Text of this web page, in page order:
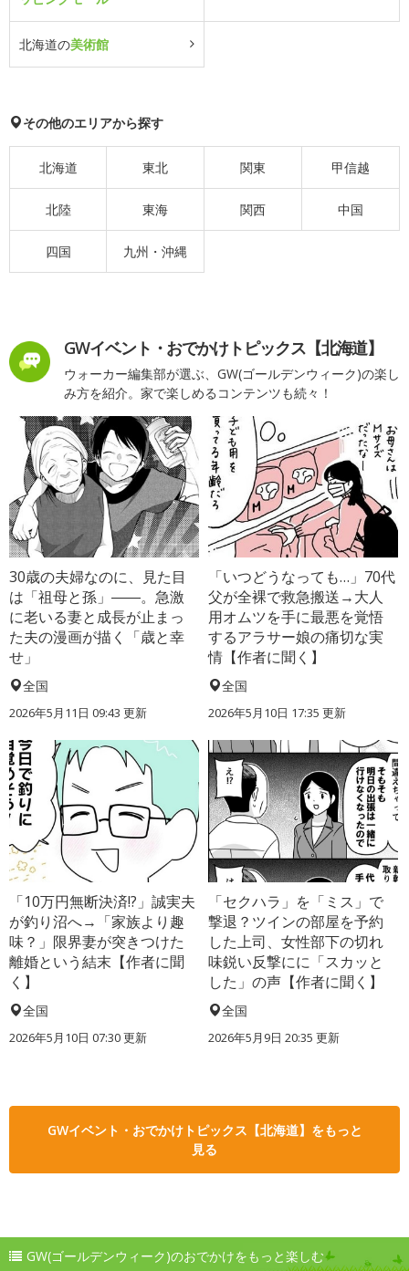
北海道の美術館
その他のエリアから探す
北海道 東北 関東 甲信越
北陸 東海 関西 中国
四国 九州・沖縄
GWイベント・おでかけトピックス【北海道】
ウォーカー編集部が選ぶ、GW(ゴールデンウィーク)の楽し
み方を紹介。家で楽しめるコンテンツも続々！
30歳の夫婦なのに、見た目
は「祖母と孫」――。急激
に老いる妻と成長が止まっ
た夫の漫画が描く「歳と幸
せ」
全国
2026年5月11日 09:43 更新
「いつどうなっても…」70代
父が全裸で救急搬送→大人
用オムツを手に最悪を覚悟
するアラサー娘の痛切な実
情【作者に聞く】
全国
2026年5月10日 17:35 更新
「10万円無断決済!?」誠実夫
が釣り沼へ→「家族より趣
味？」限界妻が突きつけた
離婚という結末【作者に聞
く】
全国
2026年5月10日 07:30 更新
「セクハラ」を「ミス」で
撃退？ツインの部屋を予約
した上司、女性部下の切れ
味鋭い反撃にに「スカッと
した」の声【作者に聞く】
全国
2026年5月9日 20:35 更新
GWイベント・おでかけトピックス【北海道】をもっと
見る
GW(ゴールデンウィーク)のおでかけをもっと楽しむ